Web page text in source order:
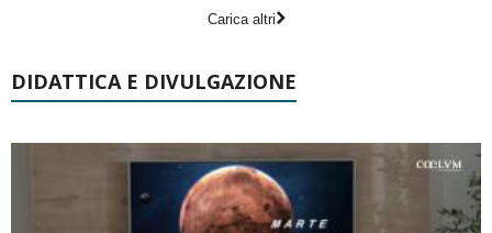
Carica altri
DIDATTICA E DIVULGAZIONE